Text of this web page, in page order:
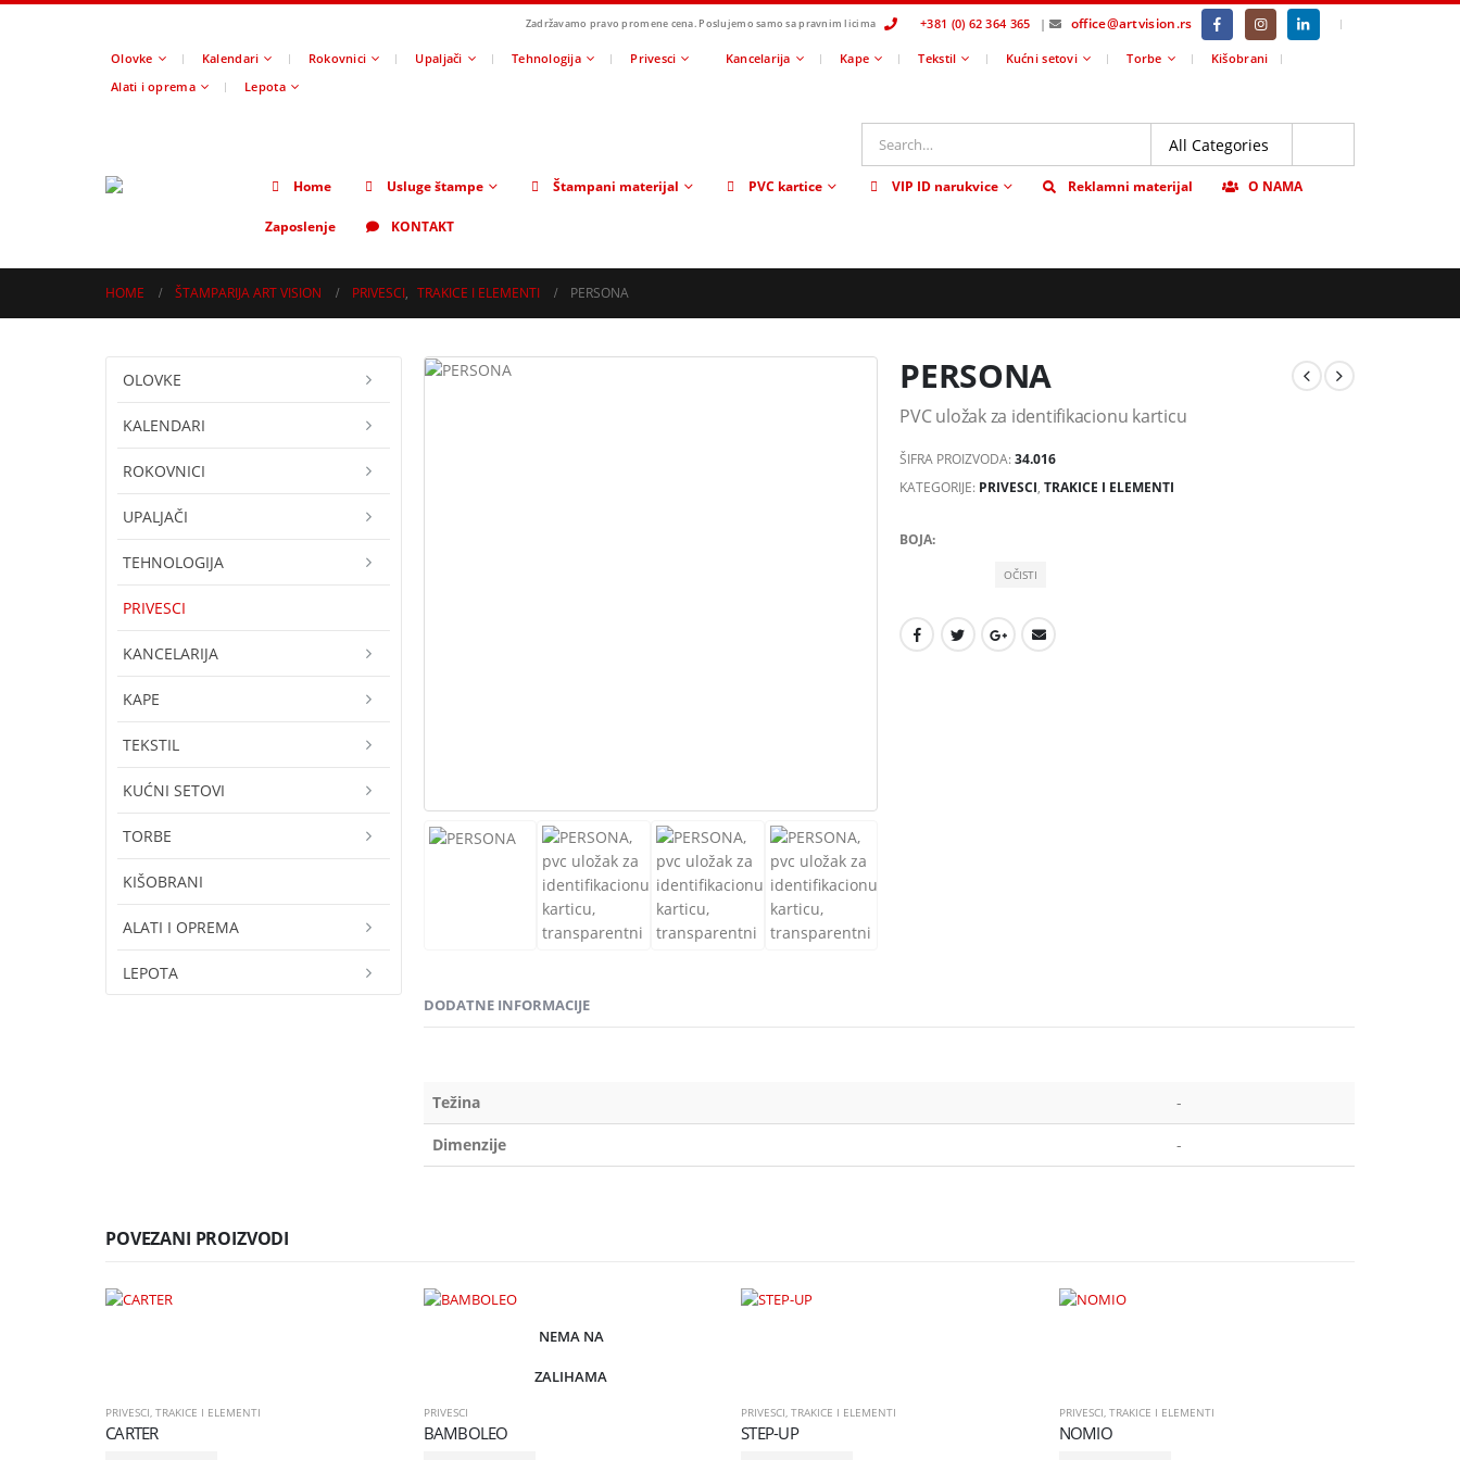
Zadržavamo pravo promene cena. Poslujemo samo sa pravnim licima +381 (0) 62 364 365 | office@artvision.rs |
Olovke Kalendari Rokovnici Upaljači Tehnologija Privesci Kancelarija Kape Tekstil Kućni setovi Torbe
Kišobrani
Alati i oprema
Lepota
Home Usluge štampe Štampani materijal PVC kartice VIP ID narukvice Reklamni materijal O NAMA
Zaposlenje KONTAKT
HOME ŠTAMPARIJA ART VISION PRIVESCI, TRAKICE I ELEMENTI PERSONA
PERSONA
PVC uložak za identifikacionu karticu
ŠIFRA PROIZVODA:34.016
KATEGORIJE: PRIVESCI,TRAKICE I ELEMENTI
BOJA
OČISTI
DODATNE INFORMACIJE
Težina -
Dimenzije -
OLOVKE
KALENDARI
ROKOVNICI
UPALJAČI
TEHNOLOGIJA
PRIVESCI
KANCELARIJA
KAPE
TEKSTIL
KUĆNI SETOVI
TORBE
KIŠOBRANI
ALATI I OPREMA
LEPOTA
POVEZANI PROIZVODI
PRIVESCI TRAKICE I ELEMENTI
CARTER
NEMA NA
ZALIHAMA
PRIVESCI
BAMBOLEO
PRIVESCI TRAKICE I ELEMENTI
STEP-UP
PRIVESCI TRAKICE I ELEMENTI
NOMIO